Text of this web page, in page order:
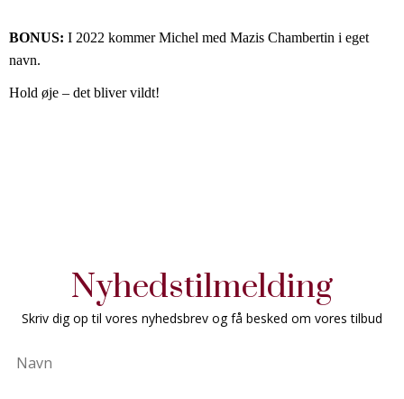
BONUS: I 2022 kommer Michel med Mazis Chambertin i eget
navn.
Hold øje – det bliver vildt!
Nyhedstilmelding
Skriv dig op til vores nyhedsbrev og få besked om vores tilbud